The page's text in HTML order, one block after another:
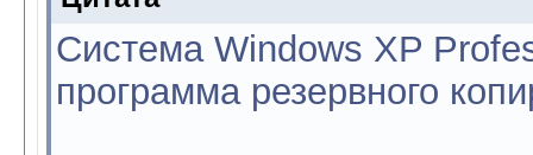
Система Windows XP
программа резервного